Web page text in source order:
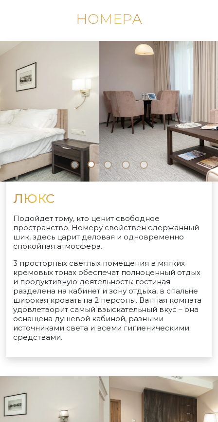
НОМЕРА
ЛЮКС
Подойдет тому, кто ценит свободное
пространство. Номеру свойствен сдержанный
шик, здесь царит деловая и одновременно
спокойная атмосфера.
3 просторных светлых помещения в мягких
кремовых тонах обеспечат полноценный отдых
и продуктивную деятельность: гостиная
разделена на кабинет и зону отдыха, в спальне
широкая кровать на 2 персоны. Ванная комната
удовлетворит самый взыскательный вкус – она
оснащена душевой кабиной, разными
источниками света и всеми гигиеническими
средствами.